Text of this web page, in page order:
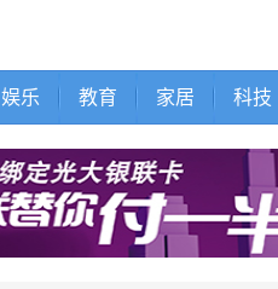
娱乐 教育 家居 科技